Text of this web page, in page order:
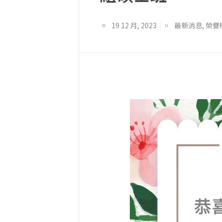
19 12 月, 2023 最新消息,榮譽